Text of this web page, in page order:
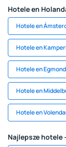
Hotele en
Hotele en
Hotele en
Hotele en
Hotele en
Hotele en
Najlepsze hotele